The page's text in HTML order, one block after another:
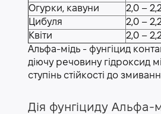
Огурки, кавуни
2,0 –
Цибуля
2,0 –
Квіти
2,0 –
Альфа-мідь - фунгіцид
діючу речовину гідроксид
ступінь стійкості до
Дія фунгіциду Альфа-